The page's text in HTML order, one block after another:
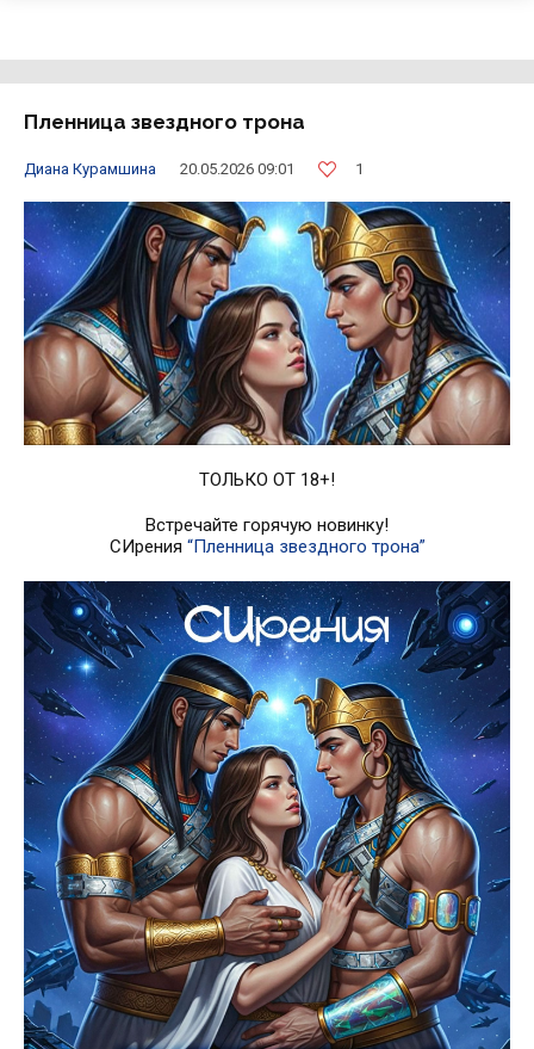
Пленница звездного трона
Диана Курамшина 20.05.2026 09:01 1
ТОЛЬКО ОТ 18+!
Встречайте горячую новинку!
СИрения “Пленница звездного трона”